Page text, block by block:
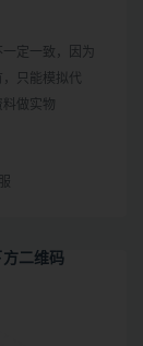
定一致，因为
只能模拟代
做实物
二维码